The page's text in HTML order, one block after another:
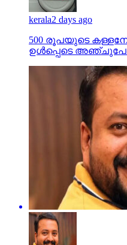
kerala2 days ago
500 രൂപയുടെ
ഉള്‍പ്പെടെ